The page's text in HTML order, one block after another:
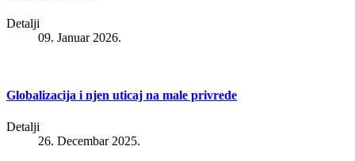
Detalji
09. Januar 2026.
Globalizacija i njen uticaj na male privrede
Detalji
26. Decembar 2025.